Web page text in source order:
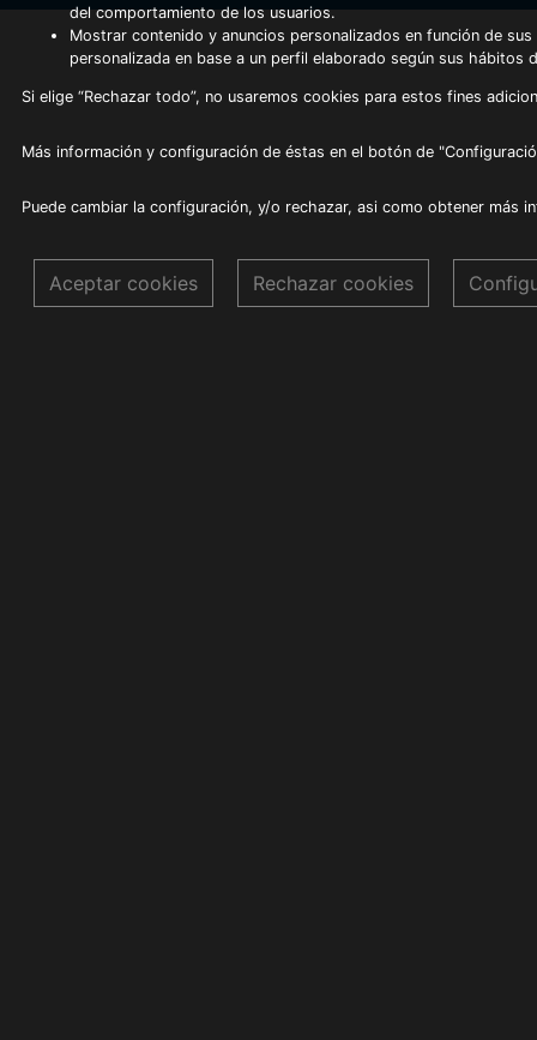
del comportamiento de los usuarios.
Mostrar contenido y anuncios personalizados en función de
personalizada en base a un perfil elaborado según sus hábitos
Si elige “Rechazar todo”, no usaremos cookies para estos fines
Más información y configuración de éstas en el botón de
Puede cambiar la configuración, y/o rechazar, asi como obtener más
Aceptar cookies Rechazar cookies